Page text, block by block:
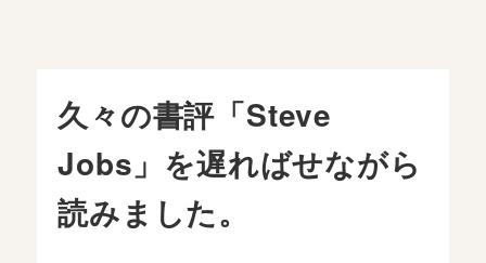
久々の書評「Steve
Jobs」を遅ればせながら
読みました。